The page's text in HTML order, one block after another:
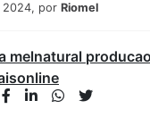
2024, por Riomel
melnatural